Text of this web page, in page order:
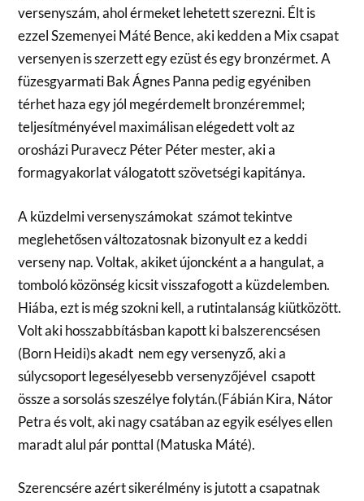
versenyszám, ahol érmeket lehetett szerezni. Élt is
ezzel Szemenyei Máté Bence, aki kedden a Mix csapat
versenyen is szerzett egy ezüst és egy bronzérmet. A
füzesgyarmati Bak Ágnes Panna pedig egyéniben
térhet haza egy jól megérdemelt bronzéremmel;
teljesítményével maximálisan elégedett volt az
orosházi Puravecz Péter Péter mester, aki a
formagyakorlat válogatott szövetségi kapitánya.
A küzdelmi versenyszámokat számot tekintve
meglehetősen változatosnak bizonyult ez a keddi
verseny nap. Voltak, akiket újoncként a a hangulat, a
tomboló közönség kicsit visszafogott a küzdelemben.
Hiába, ezt is még szokni kell, a rutintalanság kiütközött.
Volt aki hosszabbításban kapott ki balszerencsésen
(Born Heidi)s akadt nem egy versenyző, aki a
súlycsoport legesélyesebb versenyzőjével csapott
össze a sorsolás szeszélye folytán.(Fábián Kira, Nátor
Petra és volt, aki nagy csatában az egyik esélyes ellen
maradt alul pár ponttal (Matuska Máté).
Szerencsére azért sikerélmény is jutott a csapatnak